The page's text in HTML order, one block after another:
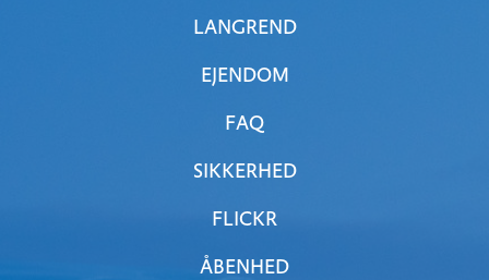
LANGREND
EJENDOM
FAQ
SIKKERHED
FLICKR
ÅBENHED